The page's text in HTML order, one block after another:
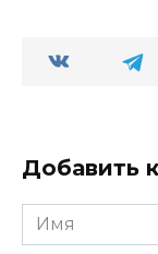
Добавить
Имя
*